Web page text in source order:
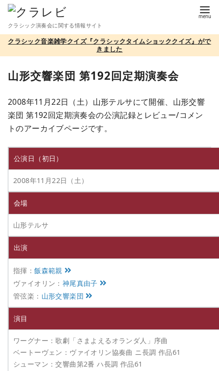
テ
ツ
クラシック演奏会に関する情報サイト
クラシック音楽雑学クイズ『クラシックタイムショッククイズ』がで
きました
山形交響楽団 第192回定期演奏会
2008年11月22日（土）山形テルサにて開催、山形交響
楽団 第192回定期演奏会の公演記録とレビュー/コメン
トのアーカイブページです。
公演日（初日）
2008年11月22日（土）
会場
山形テルサ
出演
指揮：飯森範親
ヴァイオリン： 神尾真由子
管弦楽： 山形交響楽団
演目
ワーグナー：歌劇「さまよえるオランダ人」序曲
ベートーヴェン：ヴァイオリン協奏曲 ニ長調 作品61
シューマン：交響曲第2番 ハ長調 作品61